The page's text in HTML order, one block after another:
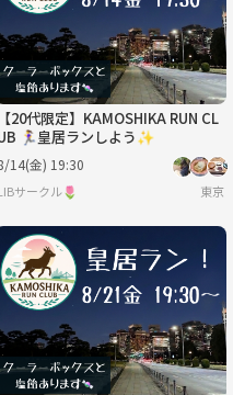
ちよい時間を
【20代限定】KAMOSHIKA RUN CL
🏃‍♀️皇居ランしよう✨
14(金) 19:30
サークル🌷 東京